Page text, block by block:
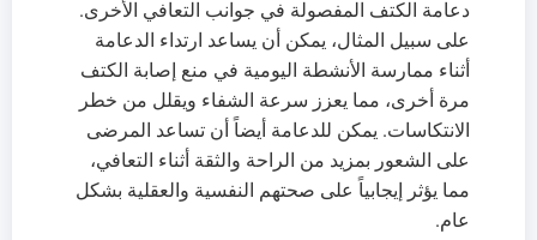
دعامة الكتف المفصولة في جوانب التعافي الأخرى.
على سبيل المثال، يمكن أن يساعد ارتداء الدعامة
أثناء ممارسة الأنشطة اليومية في منع إصابة الكتف
مرة أخرى، مما يعزز سرعة الشفاء ويقلل من خطر
الانتكاسات. يمكن للدعامة أيضاً أن تساعد المرضى
على الشعور بمزيد من الراحة والثقة أثناء التعافي،
مما يؤثر إيجابياً على صحتهم النفسية والعقلية بشكل
عام.